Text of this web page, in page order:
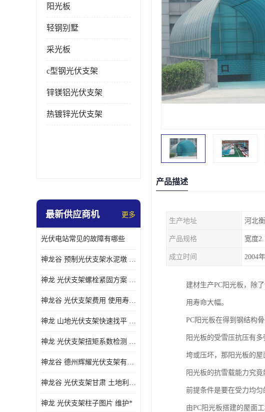
阳光板
轻钢别墅
采光板
c型钢光伏支架
锌镁铝光伏支架
热镀锌光伏支架
最新供应商机 更多
光伏电站常见的故障有哪些
神龙谷 预制光伏支架水泥墩 抗震性能优
神龙 光伏支架螺栓紧固方案 土地利用率高
神龙谷 光伏支架费用 使用寿命长
神龙 山地光伏支架快速找平 抗风耐压
神龙 光伏支架扭矩系数检测 适应性强
神龙谷 德州辉耀光伏支架有限公司 材质多样
神龙谷 光伏支架甘肃 土地利用率高
神龙 光伏支架柱子图片 维护*
产品描述
生产地址 河北
产品规格 宽度
成立时间 2004
建材生产PC阳光板，除
用寿命大幅。
PC阳光板在得到钢结构
阳光板的受雪压抗压有
垮或压坏，那阳光板的屋
阳光板的抗雪载能力究
前提条件是要在受力均匀
由PC阳光板搭建的屋面